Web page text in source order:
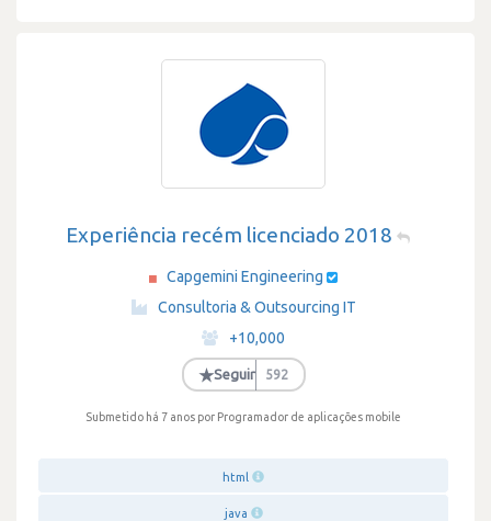
Experiência recém licenciado 2018
Capgemini Engineering
·
Consultoria & Outsourcing IT
·
+10,000
·
★Seguir 592
Submetido há 7 anos por Programador de aplicações mobile
html
java